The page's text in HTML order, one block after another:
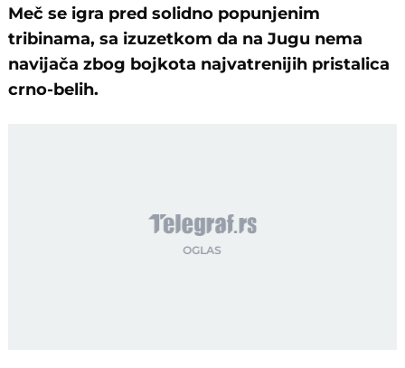
Meč se igra pred solidno popunjenim
tribinama, sa izuzetkom da na Jugu nema
navijača zbog bojkota najvatrenijih pristalica
crno-belih.